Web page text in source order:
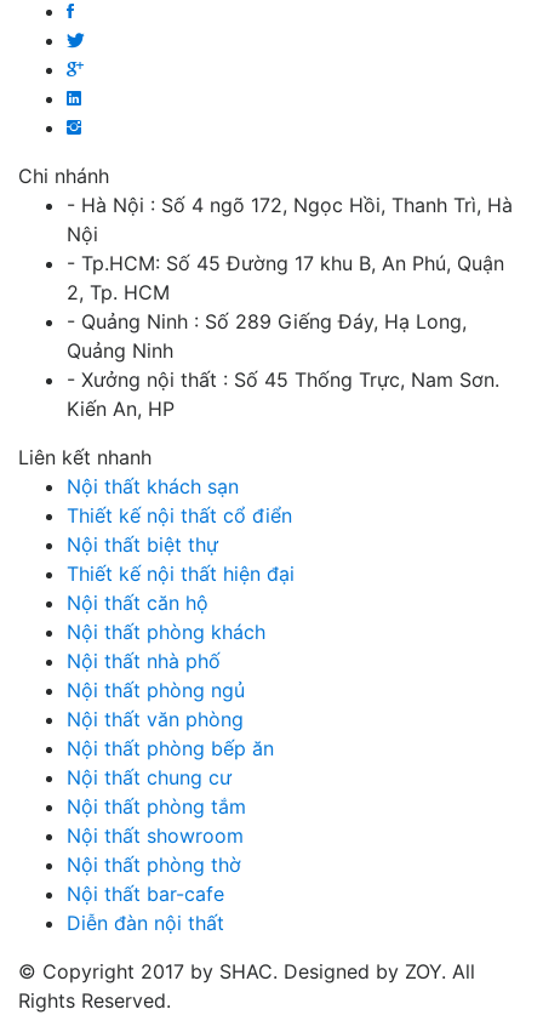
Chi nhánh
- Hà Nội : Số 4 ngõ 172, Ngọc Hồi, Thanh Trì, Hà
Nội
- Tp.HCM: Số 45 Đường 17 khu B, An Phú, Quận
2, Tp. HCM
- Quảng Ninh : Số 289 Giếng Đáy, Hạ Long,
Quảng Ninh
- Xưởng nội thất : Số 45 Thống Trực, Nam Sơn.
Kiến An, HP
Liên kết nhanh
Nội thất khách sạn
Thiết kế nội thất cổ điển
Nội thất biệt thự
Thiết kế nội thất hiện đại
Nội thất căn hộ
Nội thất phòng khách
Nội thất nhà phố
Nội thất phòng ngủ
Nội thất văn phòng
Nội thất phòng bếp ăn
Nội thất chung cư
Nội thất phòng tắm
Nội thất showroom
Nội thất phòng thờ
Nội thất bar-cafe
Diễn đàn nội thất
© Copyright 2017 by SHAC. Designed by ZOY. All
Rights Reserved.